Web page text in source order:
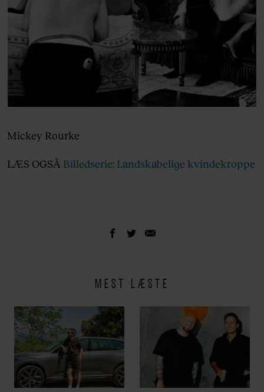
Mickey Rourke
LÆS OGSÅ Billedserie: Landskabelige kvindekroppe
MEST LÆSTE